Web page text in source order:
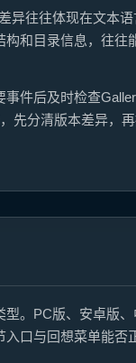
异往往体现在文本
和目录信息，往往
件后及时检查
先分清版本差异，
。PC版、安卓版
口与回想菜单能